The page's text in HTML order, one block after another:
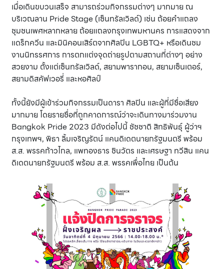
เมื่อเดินขบวนเสร็จ สามารถร่วมกิจกรรมต่างๆ มากมาย ณ
บริเวณลาน Pride Stage (เซ็นทรัลเวิลด์) เช่น ถ้อยคำแถลง
ชุมชนเพศหลากหลาย ถ้อยแถลงกรุงเทพมหานคร การแสดงจาก
แดร็กควีน และมินิคอนเสิร์ตจากศิลปิน LGBTQ+ หรือเดินชม
งานนิทรรศการ การตกแต่งจุดถ่ายรูปตามสถานที่ต่างๆ อย่าง
สวยงาม ตั้งแต่เซ็นทรัลเวิลด์, สยามพารากอน, สยามเซ็นเตอร์,
สยามดิสคัฟเวอรี่ และหอศิลป์
ทั้งนี้ยังมีผู้เข้าร่วมกิจกรรมเป็นดารา ศิลปิน และผู้ที่มีชื่อเสียง
มากมาย โดยรายชื่อที่ถูกคาดการณ์ว่าจะเดินทางมาร่วมงาน
Bangkok Pride 2023 มีดังต่อไปนี้ ชัชชาติ สิทธิพันธุ์ ผู้ว่าฯ
กรุงเทพฯ, พิธา ลิ้มเจริญรัตน์ แคนดิเดตนายกรัฐมนตรี พร้อม
ส.ส. พรรคก้าวไกล, แพทองธาร ชินวัตร และเศรษฐา ทวีสิน แคน
ดิเดตนายกรัฐมนตรี พร้อม ส.ส. พรรคเพื่อไทย เป็นต้น